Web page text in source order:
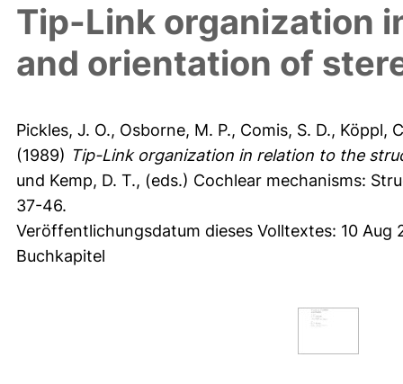
Tip-Link organization
and orientation of
Pickles, J. O., Osborne, M. P., Comis, S. D., Köppl,
(1989) Tip-Link organization in relation to the
und Kemp, D. T., (eds.) Cochlear mechanisms:
37-46.
Veröffentlichungsdatum dieses Volltextes: 10 Aug
Buchkapitel